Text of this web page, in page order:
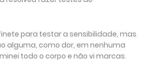
para testar a sensibilidade, mas
alguma, como dor, em nenhuma
todo o corpo e não vi marcas.